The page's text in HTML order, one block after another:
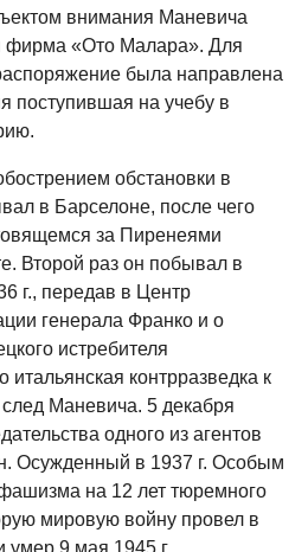
внимания Маневича
фирма «Ото Малара». Для
была направлена
поступившая на учебу в
обстановки в
в Барселоне, после чего
за Пиренеями
Второй раз он побывал в
г., передав в Центр
генерала Франко и о
истребителя
контрразведка к
Маневича. 5 декабря
одного из агентов
Осужденный в 1937 г. Особым
на 12 лет тюремного
мировую войну провел в
умер 9 мая 1945 г.